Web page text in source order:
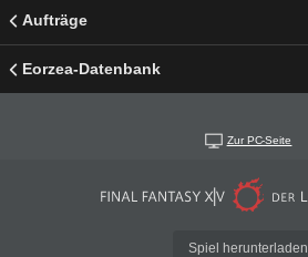
Aufträge
Eorzea-Datenbank
Zur PC-Seite
Spiel herunterladen